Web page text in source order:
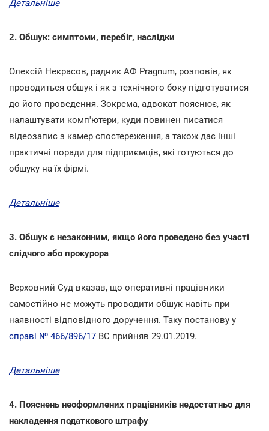
Детальніше
2. Обшук: симптоми, перебіг, наслідки
Олексій Некрасов, радник АФ Pragnum, розповів, як
проводиться обшук і як з технічного боку підготуватися
до його проведення. Зокрема, адвокат пояснює, як
налаштувати комп'ютери, куди повинен писатися
відеозапис з камер спостереження, а також дає інші
практичні поради для підприємців, які готуються до
обшуку на їх фірмі.
Детальніше
3. Обшук є незаконним, якщо його проведено без участі
слідчого або прокурора
Верховний Суд вказав, що оперативні працівники
самостійно не можуть проводити обшук навіть при
наявності відповідного доручення. Таку постанову у
справі № 466/896/17 ВС прийняв 29.01.2019.
Детальніше
4. Пояснень неоформлених працівників недостатньо для
накладення податкового штрафу